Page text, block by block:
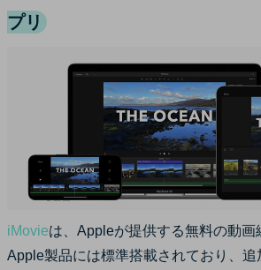
プリ
iMovieは、Appleが提供する無料の動画
Apple製品には標準搭載されており、追